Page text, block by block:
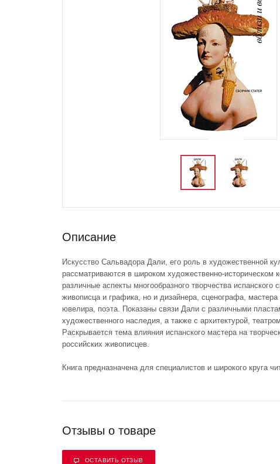
Описание
Искусство Сальвадора Дали, его роль в художественной
рассматриваются в широком художественно-историческом
различные аспекты многообразного творчества испанского
живописца и графика, но и дизайнера, сценографа, мастера
ювелира, поэта. Показаны связи Дали с различными
художественного наследия, а также с архитектурой,
Раскрывается тема влияния испанского мастера на
российских живописцев.
Книга предназначена для специалистов и широкого круга
Отзывы о товаре
ОСТАВИТЬ ОТЗЫВ